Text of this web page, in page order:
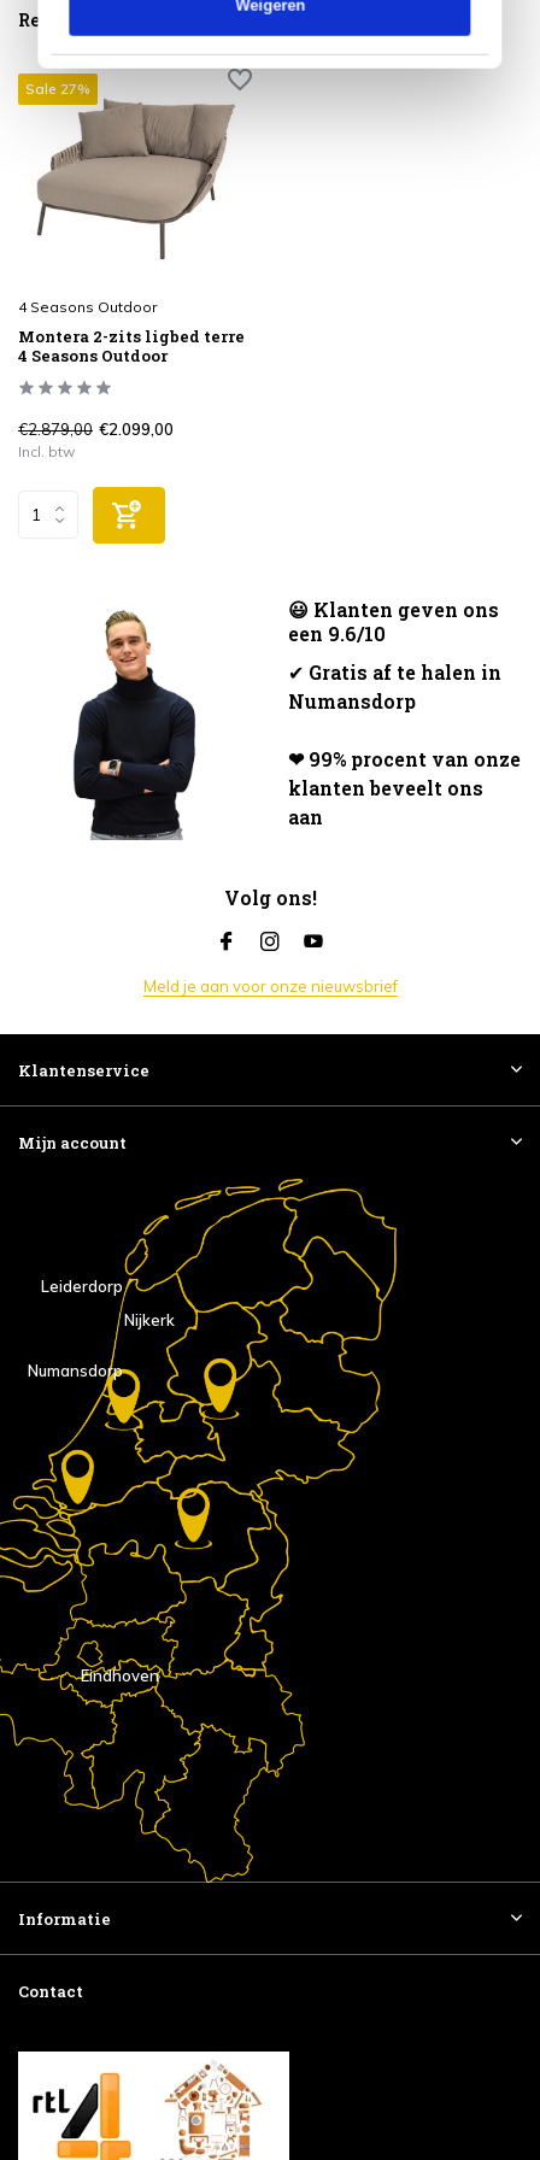
Weigeren
Reeds bekeken
Sale 27%
4 Seasons Outdoor
Montera 2-zits ligbed terre
4 Seasons Outdoor
€2.879,00 €2.099,00
Incl. btw
😃 Klanten geven ons
een 9.6/10
✔ Gratis af te halen in
Numansdorp
❤ 99% procent van onze
klanten beveelt ons
aan
Volg ons!
Meld je aan voor onze nieuwsbrief
Klantenservice
Mijn account
Eindhoven
Nijkerk
Numansdorp
Leiderdorp
Informatie
Contact